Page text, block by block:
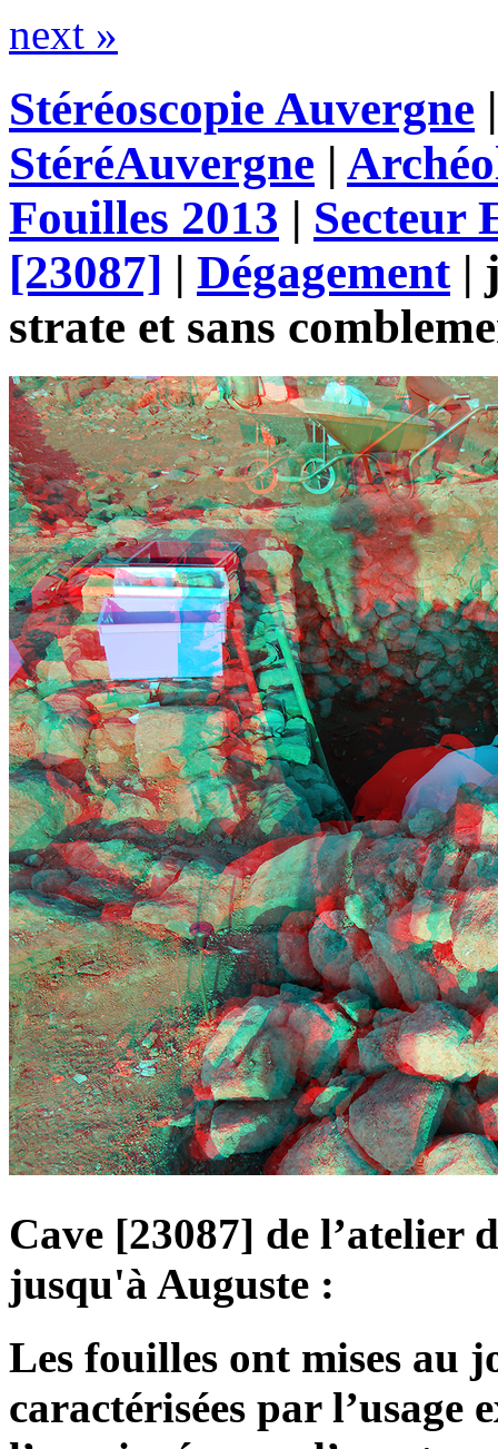
next »
Stéréoscopie Auvergne
StéréAuvergne |
Fouilles 2013 | Secteur
[23087] | Dégagement|
strate et sans
Cave [23087] de l’atelier
jusqu'à Auguste :
Les fouilles ont mises au
caractérisées par l’usage